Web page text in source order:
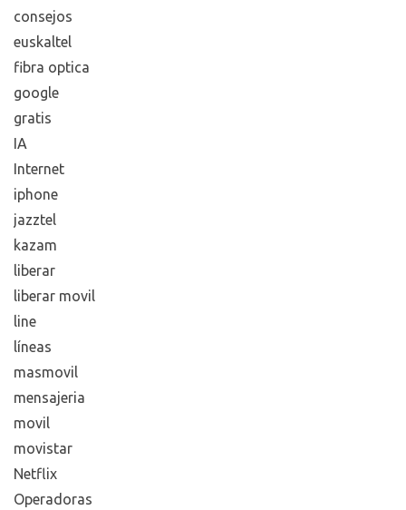
consejos
euskaltel
fibra optica
google
gratis
IA
Internet
iphone
jazztel
kazam
liberar
liberar movil
line
líneas
masmovil
mensajeria
movil
movistar
Netflix
Operadoras